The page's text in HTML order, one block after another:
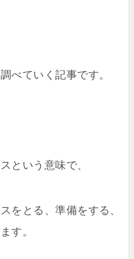
べていく記事です。
という意味で、
をとる、準備をする、
す。